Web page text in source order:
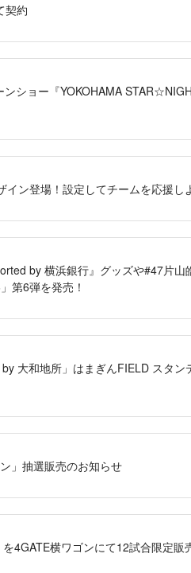
契約
ショー『YOKOHAMA
ン登場！設定してチームを応援し
by 横浜銀行』グッズや#47片山
第6弾を発売！
大和地所」はまぎんFIELD スタ
」抽選販売のお知らせ
4GATE横ワゴンにて12試合限定販